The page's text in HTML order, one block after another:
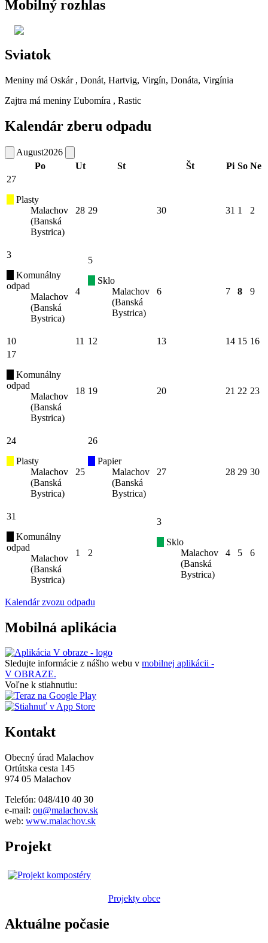
Mobilný rozhlas
Sviatok
Meniny má Oskár , Donát, Hartvig, Virgín, Donáta, Virgínia
Zajtra má meniny Ľubomíra , Rastic
Kalendár zberu odpadu
August2026
Po
Ut St Št Pi So Ne
27
Plasty
Malachov
(Banská
Bystrica)
28 29 30 31 1 2
3
Komunálny
odpad
Malachov
(Banská
Bystrica)
4
5
Sklo
Malachov
(Banská
Bystrica)
6 7 8 9
10 11 12 13 14 15 16
17
Komunálny
odpad
Malachov
(Banská
Bystrica)
18 19 20 21 22 23
24
Plasty
Malachov
(Banská
Bystrica)
25
26
Papier
Malachov
(Banská
Bystrica)
27 28 29 30
31
Komunálny
odpad
Malachov
(Banská
Bystrica)
1 2
3
Sklo
Malachov
(Banská
Bystrica)
4 5 6
Kalendár zvozu odpadu
Mobilná aplikácia
Sledujte informácie z nášho webu v mobilnej aplikácii -
V OBRAZE.
Voľne k stiahnutiu:
Kontakt
Obecný úrad Malachov
Ortútska cesta 145
974 05 Malachov
Telefón: 048/410 40 30
e-mail: ou@malachov.sk
web: www.malachov.sk
Projekt
Projekty obce
Aktuálne počasie